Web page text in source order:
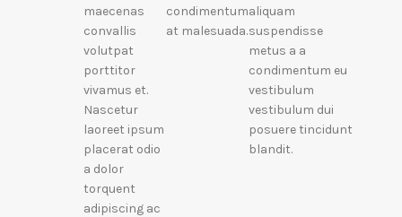
maecenas
convallis
volutpat
porttitor
vivamus et.
Nascetur
laoreet ipsum
placerat odio
a dolor
torquent
adipiscing ac
condimentum
at malesuada.
aliquam
suspendisse
metus a a
condimentum eu
vestibulum
vestibulum dui
posuere tincidunt
blandit.